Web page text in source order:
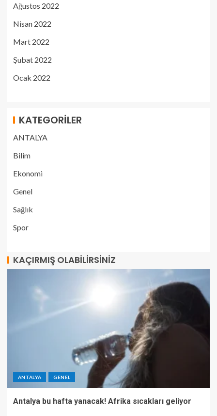
Ağustos 2022
Nisan 2022
Mart 2022
Şubat 2022
Ocak 2022
KATEGORILER
ANTALYA
Bilim
Ekonomi
Genel
Sağlık
Spor
KAÇIRMIŞ OLABILIRSINIZ
ANTALYA GENEL
Antalya bu hafta yanacak! Afrika sıcakları geliyor